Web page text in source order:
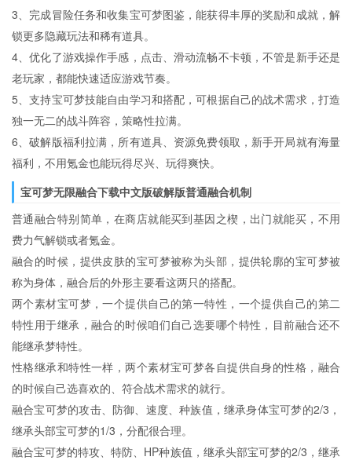
3、完成冒险任务和收集宝可梦图鉴，能获得丰厚的奖励和成就，解
锁更多隐藏玩法和稀有道具。
4、优化了游戏操作手感，点击、滑动流畅不卡顿，不管是新手还是
老玩家，都能快速适应游戏节奏。
5、支持宝可梦技能自由学习和搭配，可根据自己的战术需求，打造
独一无二的战斗阵容，策略性拉满。
6、破解版福利拉满，所有道具、资源免费领取，新手开局就有海量
福利，不用氪金也能玩得尽兴、玩得爽快。
宝可梦无限融合下载中文版破解版普通融合机制
普通融合特别简单，在商店就能买到基因之楔，出门就能买，不用
费力气解锁或者氪金。
融合的时候，提供皮肤的宝可梦被称为头部，提供轮廓的宝可梦被
称为身体，融合后的外形主要看这两只的搭配。
两个素材宝可梦，一个提供自己的第一特性，一个提供自己的第二
特性用于继承，融合的时候咱们自己选要哪个特性，目前融合还不
能继承梦特性。
性格继承和特性一样，两个素材宝可梦各自提供自身的性格，融合
的时候自己选喜欢的、符合战术需求的就行。
融合宝可梦的攻击、防御、速度、种族值，继承身体宝可梦的2/3，
继承头部宝可梦的1/3，分配很合理。
融合宝可梦的特攻、特防、HP种族值，继承头部宝可梦的2/3，继承